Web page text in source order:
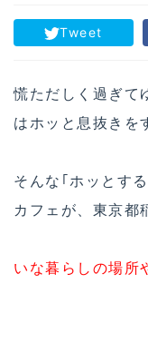
Tweet
慌ただしく過ぎて
はホッと息抜きを
そんな｢ホッとす
カフェが、東京都
いな暮らしの場所